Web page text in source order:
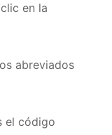
en la
abreviados
el código